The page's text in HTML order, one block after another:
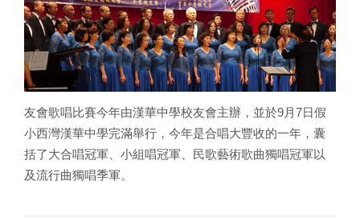
友會歌唱比賽今年由漢華中學校友會主辦，並於9月 7日假
小西灣漢華中學完滿舉行，今年是合唱大豐收的一年，囊
括了大合唱冠軍、小組唱冠軍、民歌藝術歌曲獨唱冠軍以
及流行曲獨唱季軍。